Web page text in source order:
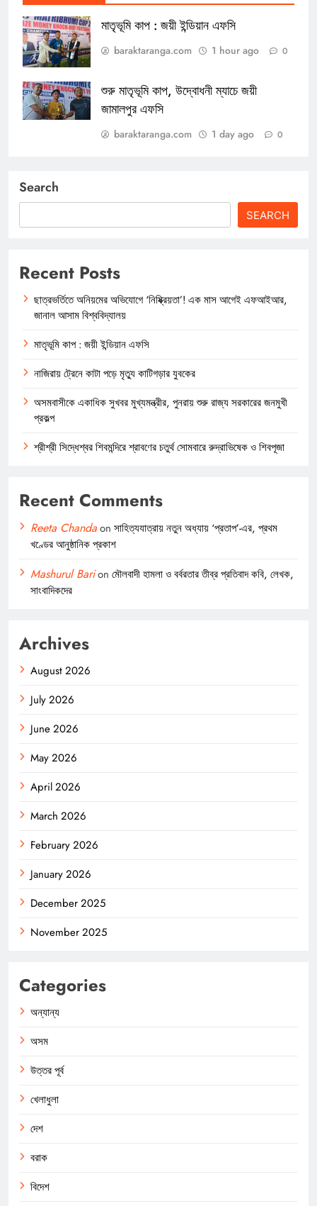
মাতৃভূমি কাপ : জয়ী ইন্ডিয়ান এফসি
baraktaranga.com 1 hour ago 0
শুরু মাতৃভূমি কাপ, উদ্বোধনী ম্যাচে জয়ী
জামালপুর এফসি
baraktaranga.com 1 day ago 0
Search
SEARCH
Recent Posts
ছাত্রভর্তিতে অনিয়মের অভিযোগে ‘নিষ্ক্রিয়তা’! এক মাস আগেই এফআইআর,
জানাল আসাম বিশ্ববিদ্যালয়
মাতৃভূমি কাপ : জয়ী ইন্ডিয়ান এফসি
নাজিরায় ট্রেনে কাটা পড়ে মৃত্যু কাটিগড়ার যুবকের
অসমবাসীকে একাধিক সুখবর মুখ্যমন্ত্রীর, পুনরায় শুরু রাজ্য সরকারের জনমুখী
প্রকল্প
শ্রীশ্রী সিদ্ধেশ্বর শিবমন্দিরে শ্রাবণের চতুর্থ সোমবারে রুদ্রাভিষেক ও শিবপূজা
Recent Comments
Reeta Chandaon সাহিত্যযাত্রায় নতুন অধ্যায় ‘প্রতাপ’-এর, প্রথম
খণ্ডের আনুষ্ঠানিক প্রকাশ
Mashurul Barion মৌলবাদী হামলা ও বর্বরতার তীব্র প্রতিবাদ কবি, লেখক,
সাংবাদিকদের
Archives
August 2026
July 2026
June 2026
May 2026
April 2026
March 2026
February 2026
January 2026
December 2025
November 2025
Categories
অন্যান্য
অসম
উত্তর পূর্ব
খেলাধুলা
দেশ
বরাক
বিদেশ